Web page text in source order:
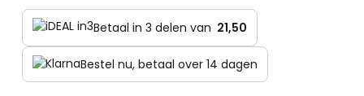
Betaal in 3 delen van 21,50
Bestel nu, betaal over 14 dagen